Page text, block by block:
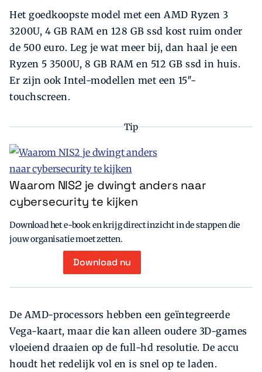
Het goedkoopste model met een AMD Ryzen 3
3200U, 4 GB RAM en 128 GB ssd kost ruim onder
de 500 euro. Leg je wat meer bij, dan haal je een
Ryzen 5 3500U, 8 GB RAM en 512 GB ssd in huis.
Er zijn ook Intel-modellen met een 15″-
touchscreen.
Tip
Waarom NIS2 je dwingt anders naar
cybersecurity te kijken
Download het e-book en krijg direct inzicht in de stappen die
jouw organisatie moet zetten.
Download nu
De AMD-processors hebben een geïntegreerde
Vega-kaart, maar die kan alleen oudere 3D-games
vloeiend draaien op de full-hd resolutie. De accu
houdt het redelijk vol en is snel op te laden.